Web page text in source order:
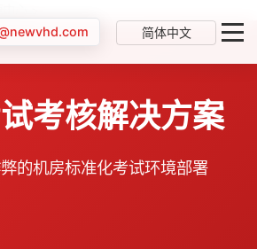
简体中文
考核解决方案
的机房标准化考试环境部署